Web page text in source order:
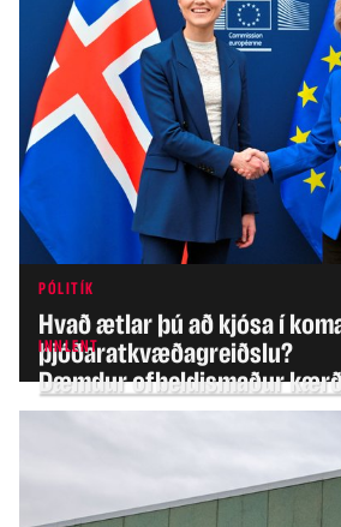
PÓLITÍK
Hvað ætlar þú að kjósa í
þjóðaratkvæðagreiðslu?
INNLENT
Dæmdur ofbeldismaður